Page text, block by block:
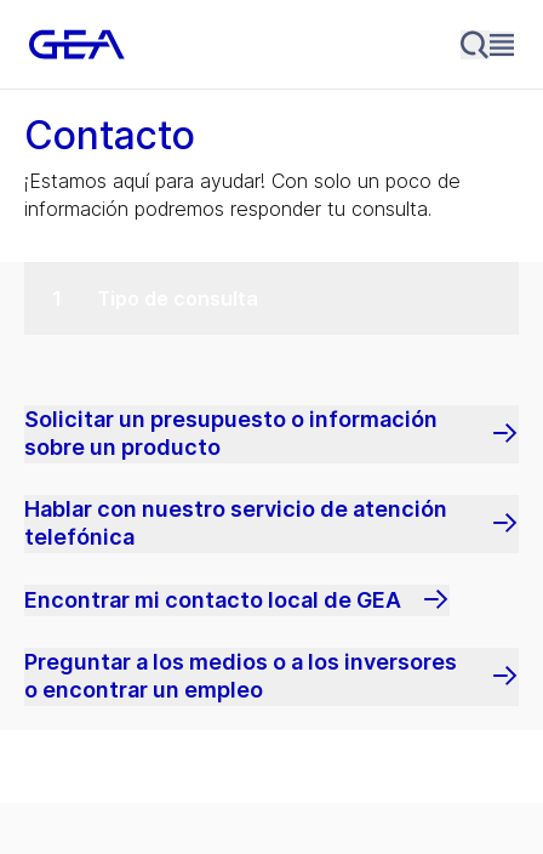
Contacto
¡Estamos aquí para ayudar! Con solo un poco de
información podremos responder tu consulta.
Solicitar un presupuesto o información
sobre un producto
Hablar con nuestro servicio de atención
telefónica
Encontrar mi contacto local de GEA
Preguntar a los medios o a los inversores
o encontrar un empleo